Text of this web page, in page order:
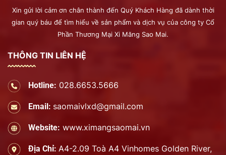
Xin gửi lời cảm ơn chân thành đến Quý Khách Hàng đã dành thời
gian quý báu để tìm hiểu về sản phẩm và dịch vụ của công ty Cổ
Phần Thương Mại Xi Măng Sao Mai.
THÔNG TIN LIÊN HỆ
Hotline: 028.6653.5666
Email: saomaivlxd@gmail.com
Website: www.ximangsaomai.vn
Địa Chỉ: A4-2.09 Toà A4 Vinhomes Golden River,